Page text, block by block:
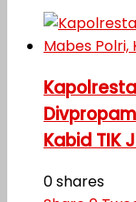
Kabid TIK
0 shares